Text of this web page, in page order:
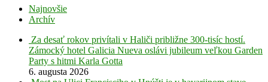
Najnovšie
Archív
Za desať rokov privítali v Haliči približne 300-tisíc hostí.
Zámocký hotel Galicia Nueva oslávi jubileum veľkou Garden
Party s hitmi Karla Gotta
6. augusta 2026